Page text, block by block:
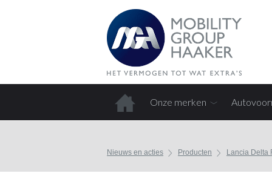
Onze merken
Nieuws en acties Producten Lancia Delta